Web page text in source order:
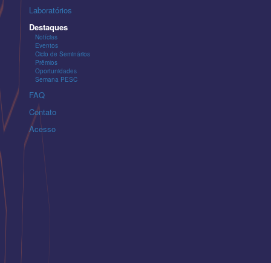
Laboratórios
Destaques
Notícias
Eventos
Ciclo de Seminários
Prêmios
Oportunidades
Semana PESC
FAQ
Contato
Acesso